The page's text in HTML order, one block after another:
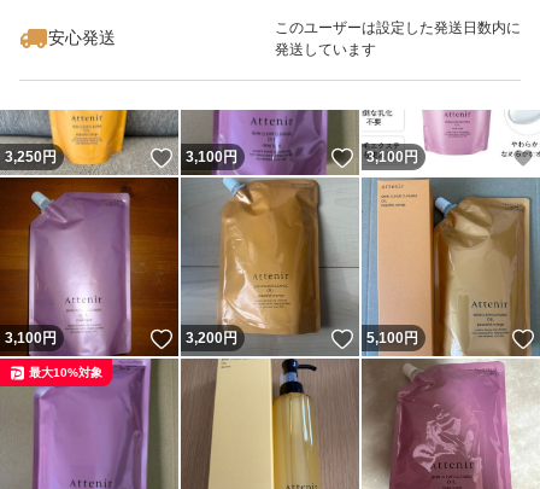
安心発送
このユーザーは設定した発送日数内に
発送しています
3,250円 いいね！
3,100円 いいね！
3,100 円
3,100円 いいね！
3,200円 いいね！
5,100円
最大10%対象